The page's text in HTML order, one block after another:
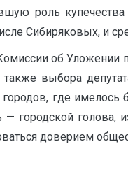
роль
Сибиряковых, и
об Уложении
выбора
городов, где
— городской
доверием